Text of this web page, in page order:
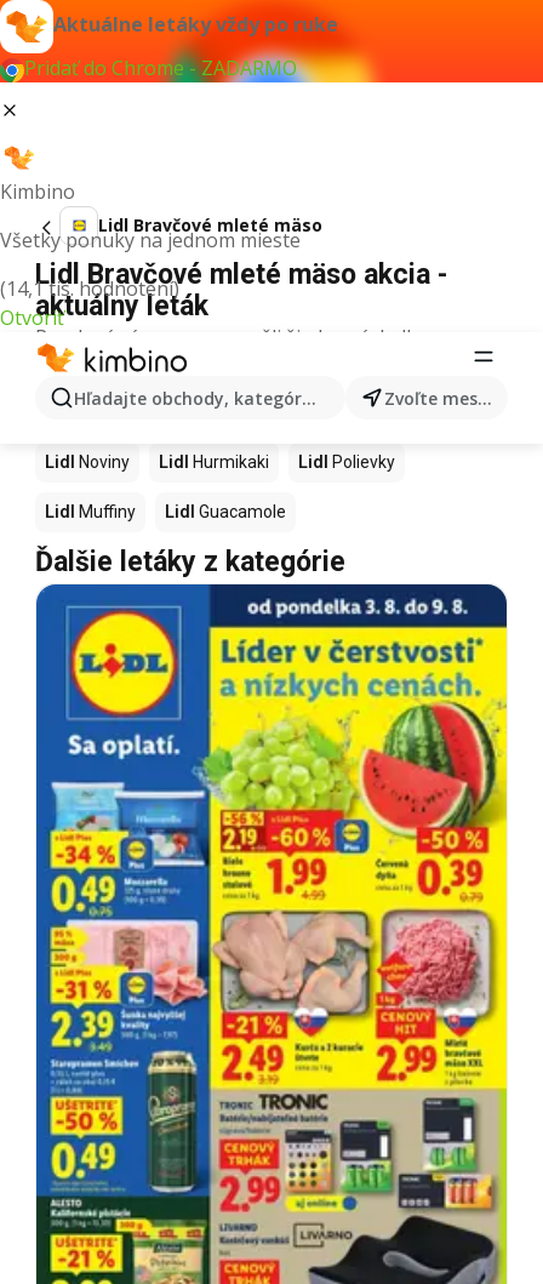
Aktuálne letáky vždy po ruke
Pridať do Chrome - ZADARMO
Kimbino
Všetky ponuky na jednom mieste
(14,1 tis. hodnotení)
Otvoriť
Hľadajte obchody, kategórie, produkty... Zvoľte mesto
Lidl Bravčové mleté ​​mäso
Lidl Bravčové mleté ​​mäso akcia -
aktuálny leták
Pre daný výraz sme nenašli žiadne výsledky.
Ďalšie produkty v obchodoch Lidl
Lidl Kapor Ashwagandha Nintendo Switch
Lidl Noviny Lidl Hurmikaki Lidl Polievky
Lidl Muffiny Lidl Guacamole
Ďalšie letáky z kategórie